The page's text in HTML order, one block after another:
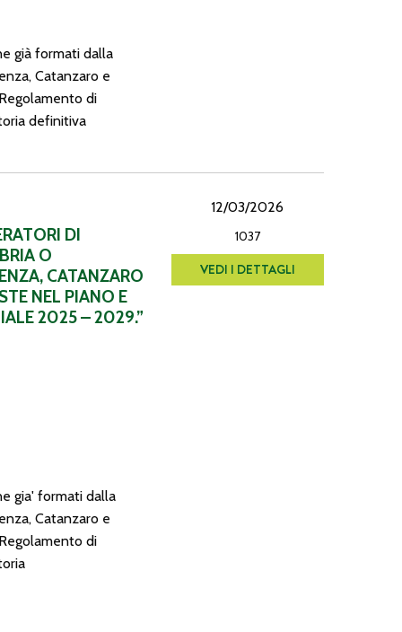
già formati dalla
Catanzaro e
di
definitiva
DI
O
CATANZARO
NEL PIANO E
2025 – 2029.”
gia' formati dalla
Catanzaro e
di
12/03/2026
1037
VEDI I DETTAGLI